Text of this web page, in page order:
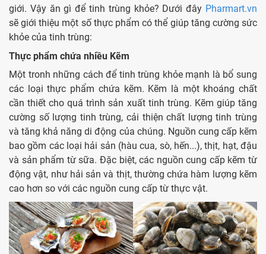
giới. Vậy ăn gì để tinh trùng khỏe? Dưới đây Pharmart.vn
sẽ giới thiệu một số thực phẩm có thể giúp tăng cường sức
khỏe của tinh trùng:
Thực phẩm chứa nhiều Kẽm
Một tronh những cách để tinh trùng khỏe mạnh là bổ sung
các loại thực phẩm chứa kẽm. Kẽm là một khoáng chất
cần thiết cho quá trình sản xuất tinh trùng. Kẽm giúp tăng
cường số lượng tinh trùng, cải thiện chất lượng tinh trùng
và tăng khả năng di động của chúng. Nguồn cung cấp kẽm
bao gồm các loại hải sản (hàu cua, sò, hến...), thịt, hạt, đậu
và sản phẩm từ sữa. Đặc biệt, các nguồn cung cấp kẽm từ
động vật, như hải sản và thịt, thường chứa hàm lượng kẽm
cao hơn so với các nguồn cung cấp từ thực vật.